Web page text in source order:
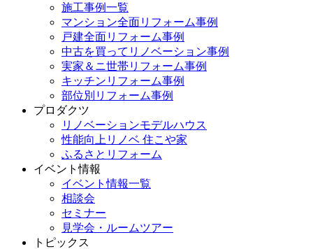
施工事例一覧
マンション全面リフォーム事例
戸建全面リフォーム事例
中古を買ってリノベーション事例
実家＆ニ世帯リフォーム事例
キッチンリフォーム事例
部位別リフォーム事例
プロダクツ
リノベーションモデルハウス
性能向上リノベ 住こや家
ふるさとリフォーム
イベント情報
イベント情報一覧
相談会
セミナー
見学会・ルームツアー
トピックス